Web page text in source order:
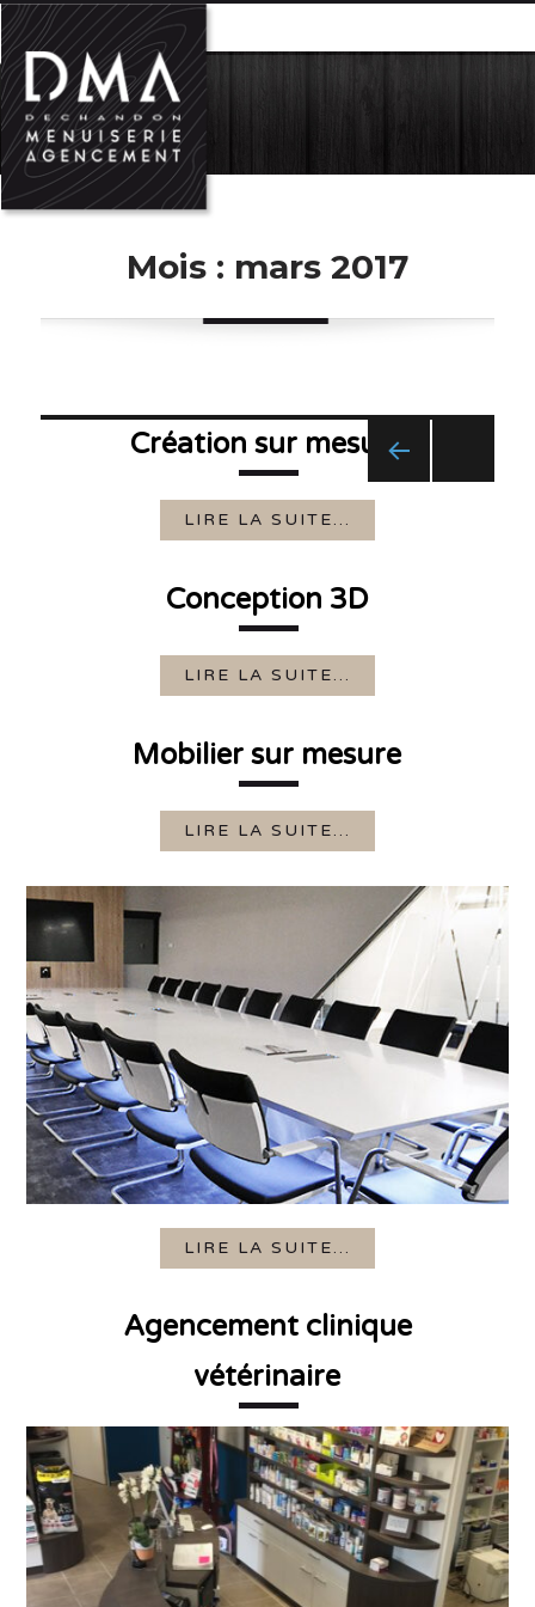
MENU
Mois : mars 2017
Création sur mesure
LIRE LA SUITE...
Conception 3D
LIRE LA SUITE...
Mobilier sur mesure
LIRE LA SUITE...
LIRE LA SUITE...
Agencement clinique
vétérinaire
Navigation
PREV
PAG